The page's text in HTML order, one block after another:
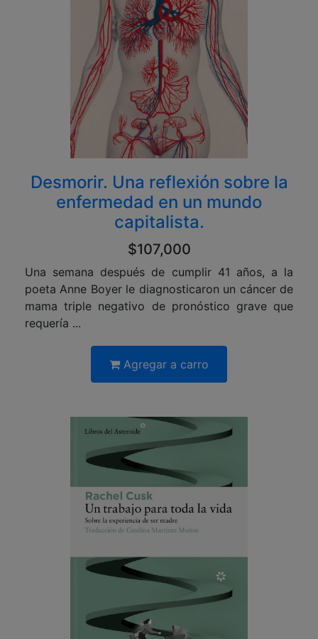
Desmorir. Una reflexión sobre la
enfermedad en un mundo
capitalista.
$107,000
Una semana después de cumplir 41 años, a la
poeta Anne Boyer le diagnosticaron un cáncer de
mama triple negativo de pronóstico grave que
requería ...
Agregar a carro